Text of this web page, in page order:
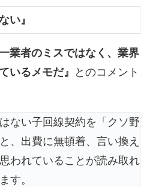
い』
一業者のミスではなく、業界
いるメモだ』
とのコメント
ない子回線契約を「クソ野
、出費に無頓着、言い換え
われていることが読み取れ
ます。